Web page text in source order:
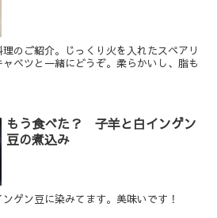
のご紹介。じっくり火を入れたスペアリ
ベツと一緒にどうぞ。柔らかいし、脂も
もう食べた？ 子羊と白インゲン
豆の煮込み
ゲン豆に染みてます。美味いです！